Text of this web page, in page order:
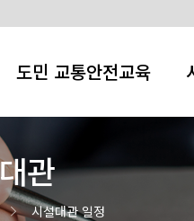
도민 교통안전교육
관
시설대관 일정